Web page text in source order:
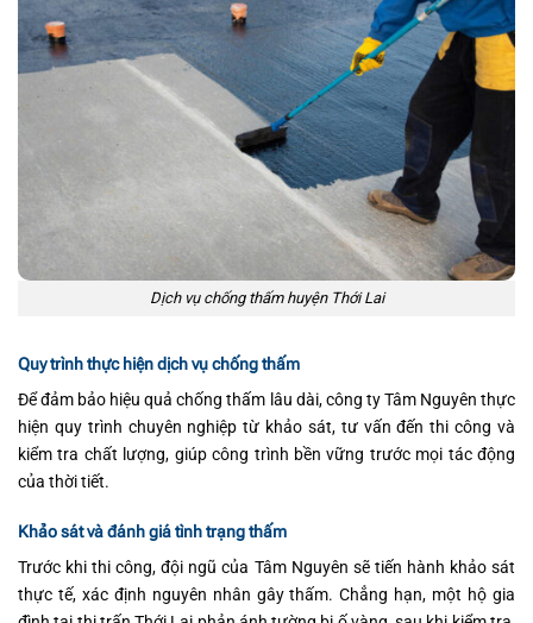
Dịch vụ chống thấm huyện Thới Lai
Quy trình thực hiện dịch vụ chống thấm
Để đảm bảo hiệu quả chống thấm lâu dài, công ty Tâm Nguyên thực
hiện quy trình chuyên nghiệp từ khảo sát, tư vấn đến thi công và
kiểm tra chất lượng, giúp công trình bền vững trước mọi tác động
của thời tiết.
Khảo sát và đánh giá tình trạng thấm
Trước khi thi công, đội ngũ của Tâm Nguyên sẽ tiến hành khảo sát
thực tế, xác định nguyên nhân gây thấm. Chẳng hạn, một hộ gia